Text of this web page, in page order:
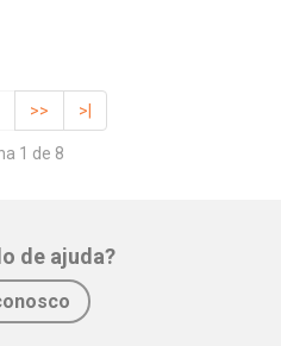
>> >|
1 de 8
de ajuda?